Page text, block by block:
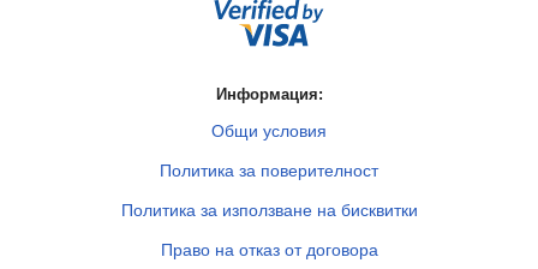
Информация:
Общи условия
Политика за поверителност
Политика за използване на бисквитки
Право на отказ от договора